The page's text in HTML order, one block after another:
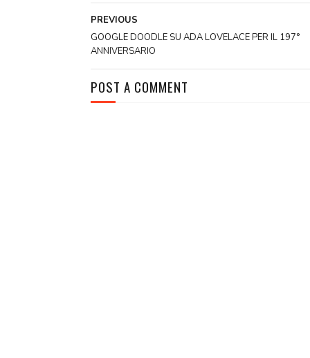
PREVIOUS
GOOGLE DOODLE SU ADA LOVELACE PER IL 197°
ANNIVERSARIO
POST A COMMENT